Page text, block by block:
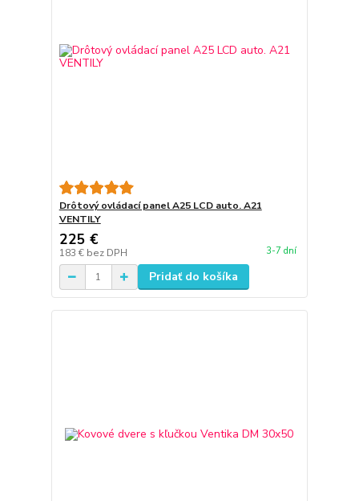
Drôtový ovládací panel A25 LCD auto. A21
VENTILY
225 €
183 € bez DPH 3-7 dní
Pridať do košíka